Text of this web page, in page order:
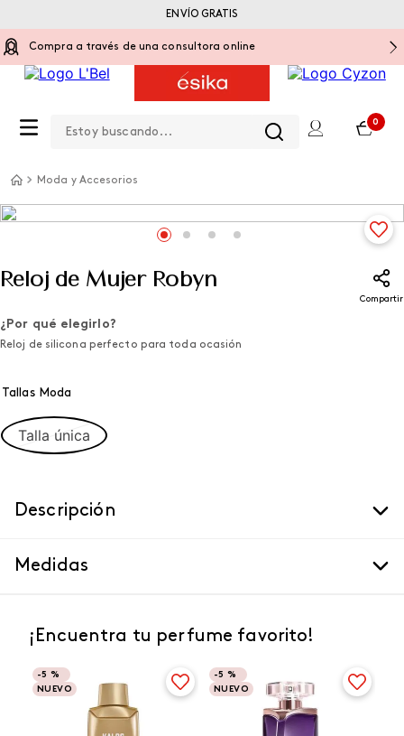
Compra a través de una consultora online
0
ENVÍO GRATIS
Moda y Accesorios
Reloj de Mujer Robyn
Compartir
¿Por qué elegirlo?
Reloj de silicona perfecto para toda ocasión
Tallas Moda
Talla única
Descripción
Medidas
¡Encuentra tu perfume favorito!
-5 %
NUEVO
-5 %
NUEVO